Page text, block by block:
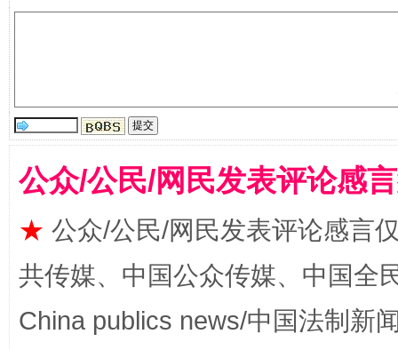
公众/公民/网民发表评论感
★ 公众/公民/网民发表评论感言
共传媒、中国公众传媒、中国全
China publics news/中国法制新